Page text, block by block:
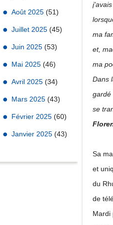
Août 2025 (51)
Juillet 2025 (45)
Juin 2025 (53)
Mai 2025 (46)
Avril 2025 (34)
Mars 2025 (43)
Février 2025 (60)
Janvier 2025 (43)
ma
et,
ma
Dans
gardé
se
Sa
et
du
de
Mardi